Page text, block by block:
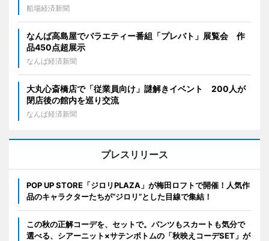
船場経済新聞
なんば高島屋でバラエティー番組「プレバト」展覧会 作
品450点超展示
なんば経済新聞
大丸心斎橋店で「従業員向け」謎解きイベント 200人が
閉店後の館内を巡り交流
なんば経済新聞
プレスリリース
POP UP STORE「ジロリPLAZA」が梅田ロフトで開催！人気作
品のキャラクターたちが“ジロリ”とした目線で集結！
この秋の正解コーデを、セットで。パンツもスカートも気分で
選べる、シアーニット×サテンボトムの「秋映えコーデSET」が